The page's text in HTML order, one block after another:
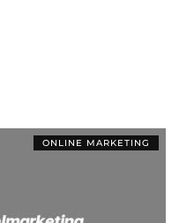
ONLINE MARKETING